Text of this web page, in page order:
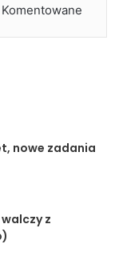
Komentowane
nowe zadania
walczy z